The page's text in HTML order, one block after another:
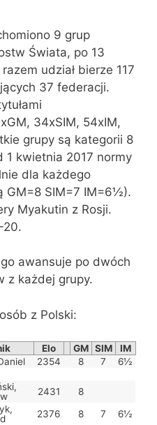
9 grup
Świata, po 13
udział bierze 117
37 federacji.
34xSIM, 54xIM,
grupy są kategorii 8
1 kwietnia 2017 normy
dla każdego
GM=8 SIM=7 IM=6½).
Myakutin z Rosji.
20.
awansuje po dwóch
z każdej grupy.
z Polski:
Elo GM SIM
IM
2354 8 7
6½
2431
8
2376 8 7
6½